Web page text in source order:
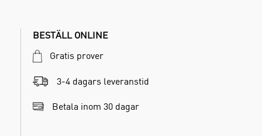
BESTÄLL ONLINE
Gratis prover
3-4 dagars leveranstid
Betala inom 30 dagar